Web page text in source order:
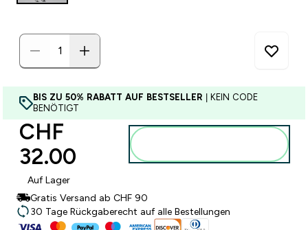
BIS ZU 50% RABATT AUF BESTSELLER | KEIN CODE
BENÖTIGT
CHF
32.00‎
Auf Lager
Gratis Versand ab CHF 90
30 Tage Rückgaberecht auf alle Bestellungen